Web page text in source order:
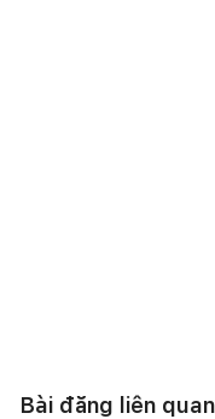
Bài đăng liên quan